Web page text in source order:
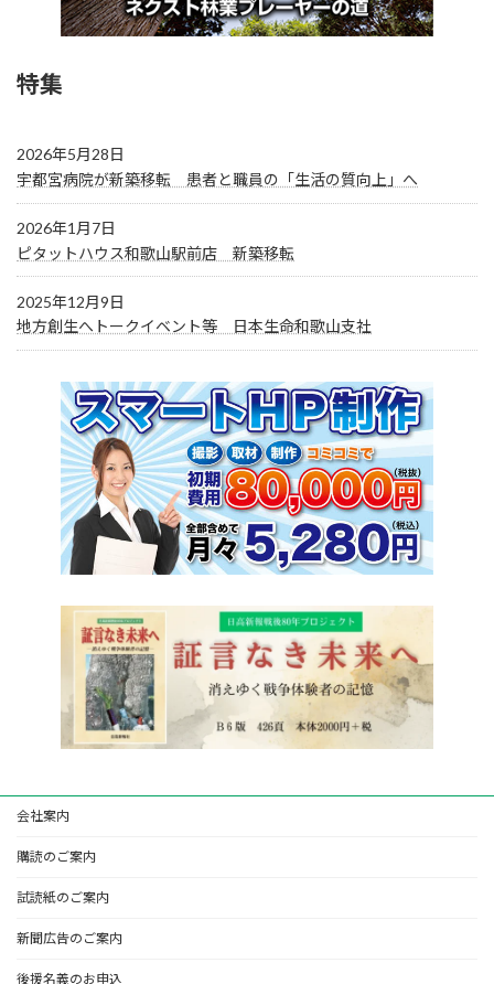
特集
2026年5月28日
宇都宮病院が新築移転 患者と職員の「生活の質向上」へ
2026年1月7日
ピタットハウス和歌山駅前店 新築移転
2025年12月9日
地方創生へトークイベント等 日本生命和歌山支社
会社案内
購読のご案内
試読紙のご案内
新聞広告のご案内
後援名義のお申込